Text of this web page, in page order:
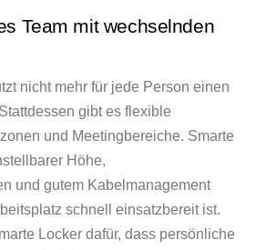
Team mit wechselnden
nicht mehr für jede Person einen
gibt es flexible
und Meetingbereiche. Smarte
Höhe,
und gutem Kabelmanagement
schnell einsatzbereit ist.
Locker dafür, dass persönliche